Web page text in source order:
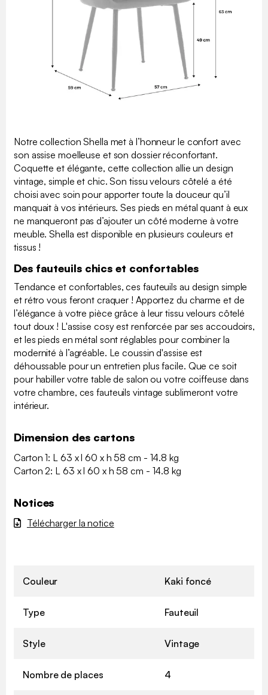
Notre collection Shella met à l’honneur le confort avec
son assise moelleuse et son dossier réconfortant.
Coquette et élégante, cette collection allie un design
vintage, simple et chic. Son tissu velours côtelé a été
choisi avec soin pour apporter toute la douceur qu’il
manquait à vos intérieurs. Ses pieds en métal quant à eux
ne manqueront pas d’ajouter un côté moderne à votre
meuble. Shella est disponible en plusieurs couleurs et
tissus !
Des fauteuils chics et confortables
Tendance et confortables, ces fauteuils au design simple
et rétro vous feront craquer ! Apportez du charme et de
l’élégance à votre pièce grâce à leur tissu velours côtelé
tout doux ! L'assise cosy est renforcée par ses accoudoirs,
et les pieds en métal sont réglables pour combiner la
modernité à l’agréable. Le coussin d'assise est
déhoussable pour un entretien plus facile. Que ce soit
pour habiller votre table de salon ou votre coiffeuse dans
votre chambre, ces fauteuils vintage sublimeront votre
intérieur.
Dimension des cartons
Carton 1: L 63 x l 60 x h 58 cm - 14.8 kg
Carton 2: L 63 x l 60 x h 58 cm - 14.8 kg
Notices
Télécharger la notice
Couleur Kaki foncé
Type Fauteuil
Style Vintage
Nombre de places 4